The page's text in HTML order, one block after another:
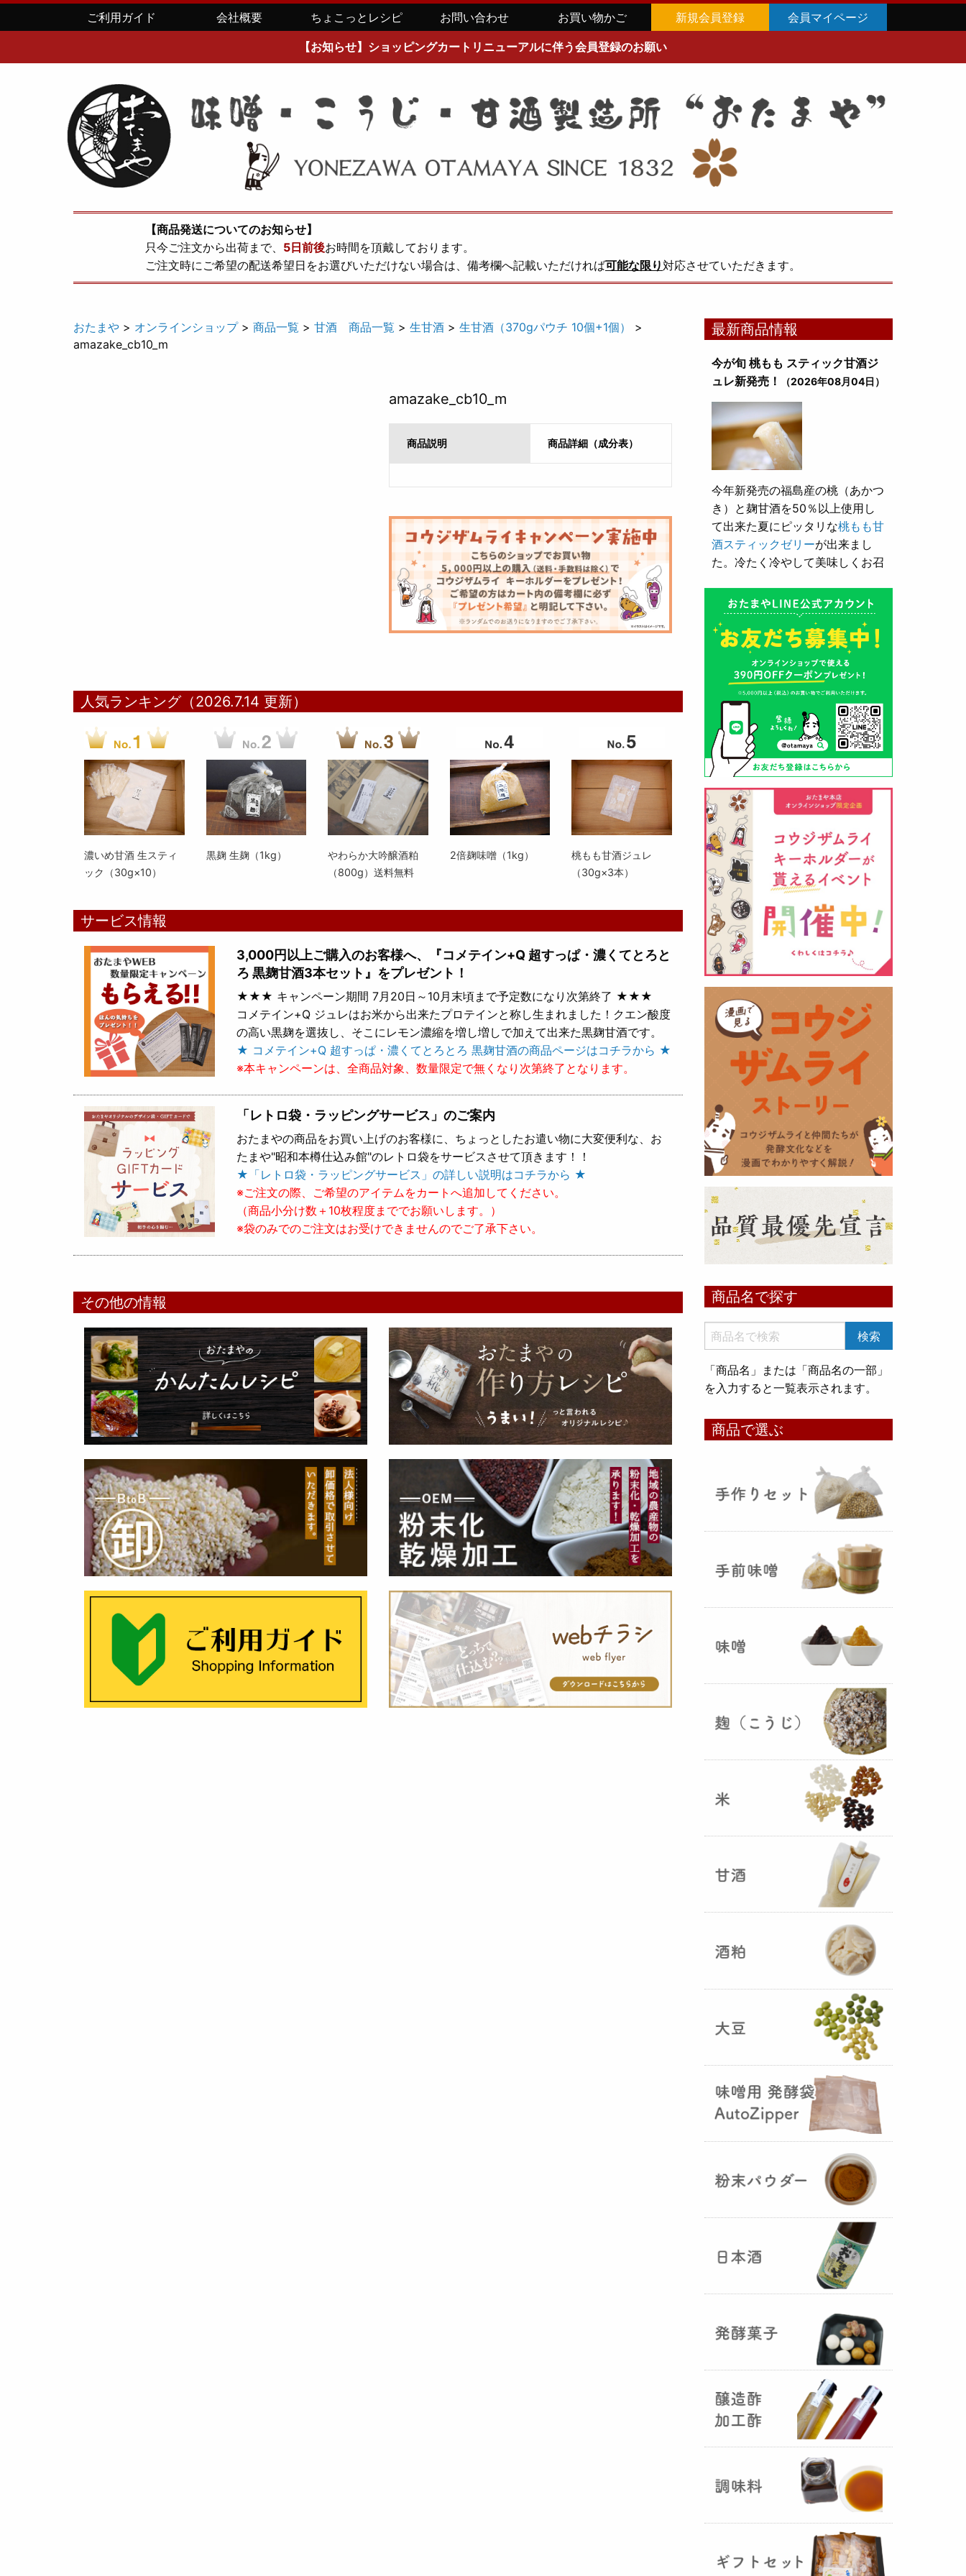
ご利用ガイド 会社概要 ちょこっとレシピ お問い合わせ お買い物かご 新規会員登録 会員マイページ
【お知らせ】ショッピングカートリニューアルに伴う会員登録のお願い
【商品発送についてのお知らせ】
只今ご注文から出荷まで、 5日前後お時間を頂戴しております。
ご注文時にご希望の配送希望日をお選びいただけない場合は、備考欄へ記載いただければ可能な限り対応させていただきます。
おたまや > オンラインショップ> 商品一覧 > 甘酒 商品一覧 > 生甘酒 > 生甘酒（370gパウチ 10個+1個）
>
amazake_cb10_m
amazake_cb10_m
商品説明 商品詳細（成分表）
人気ランキング（2026.7.14 更新）
濃いめ甘酒 生スティ
ック（30g×10）
黒麹 生麹（1kg）
やわらか大吟醸酒粕
（800g）送料無料
2倍麹味噌（1kg）
桃もも甘酒ジュレ
（30g×3本）
サービス情報
3,000円以上ご購入のお客様へ、『コメテイン+Q 超すっぱ・濃くてとろと
ろ 黒麹甘酒3本セット』をプレゼント！
★★★ キャンペーン期間 7月20日～10月末頃まで予定数になり次第終了 ★★★
コメテイン+Q ジュレはお米から出来たプロテインと称し生まれました！クエン酸度
の高い黒麹を選抜し、そこにレモン濃縮を増し増しで加えて出来た黒麹甘酒です。
★ コメテイン+Q 超すっぱ・濃くてとろとろ 黒麹甘酒の商品ページはコチラから ★
※本キャンペーンは、全商品対象、数量限定で無くなり次第終了となります。
「レトロ袋・ラッピングサービス」のご案内
おたまやの商品をお買い上げのお客様に、ちょっとしたお遣い物に大変便利な、お
たまや"昭和本樽仕込み館"のレトロ袋をサービスさせて頂きます！！
★「レトロ袋・ラッピングサービス」の詳しい説明はコチラから ★
※ご注文の際、ご希望のアイテムをカートへ追加してください。
（商品小分け数＋10枚程度まででお願いします。）
※袋のみでのご注文はお受けできませんのでご了承下さい。
その他の情報
最新商品情報
今が旬 桃もも スティック甘酒ジ
ュレ新発売！
（2026年08月04日）
今年新発売の福島産の桃（あかつ
き）と麹甘酒を50％以上使用し
て出来た夏にピッタリな桃もも甘
酒スティックゼリーが出来まし
た。冷たく冷やして美味しくお召
とろり漬け込み用酒粕が新発売！
（2026年05月10日）
山形酒蔵の今期新粕を低温でじっ
くりと熟成させて、とろり漬け込
まみをしっかりと引き出して出来
ました。野菜、お魚、お肉等の漬
け込みにどうぞ・・・
クロ黒麹甘酒 スティック新発売
（2026年03月08日）
黒麹の天然クエン酸で運動の為に
最大の機能を発揮出来るよう開発
しました。少しゆるく仕上がりま
したので初回ロット8,000本程度
を訳あり価格で提供します。品質
や栄養価には問題ありませんので
お早めにどうぞ・・・
甘酒 生スティック新発売！
（2025年11月11日）
いめ甘酒 30g』と『オートミー
プをリリース致しました。何処へ
でも持ち運びが出来て、非常に便
利です！
た！（2025年08月12日）
お米5kg貯蔵用アルミ袋が完
成しました！完全オリジナルで特
別な仕様でお米の美味しさをその
ままキープ！酸化防止と長期保存
を可能にしました！
山形さくらんぼ甘酒ゼリー発売
山形のさくらんぼをペーストにし
て、当店の生甘酒と合わせフレッ
シュな酸味の効いたさくらんぼ甘
が出来まし
た。
おたまやジャン 辛味噌発売！
5つの素材だけで出来た辛味
おたまやジャ
』が登場しました！そのままで
も、薬味や調味料を足しても利用
できます。
（2025年02月
国産（熊本産）の大麦に白麹菌を
つけて丁寧に培養して『大麦白
』が完成しました！大麦麹から
の旨みと、白麹から生成される天
然のクエン酸（酸味）が良き製品
を創出してくれることです。塩麹
作りや米麹や大麦麹とブレンドし
ての味噌作りなど、次の食のステ
ージに・・・
R6年 クロ黒麹が出来ました
♪（2025年01月15日）
商品名で探す
「商品名」または「商品名の一部」
を入力すると一覧表示されます。
商品で選ぶ